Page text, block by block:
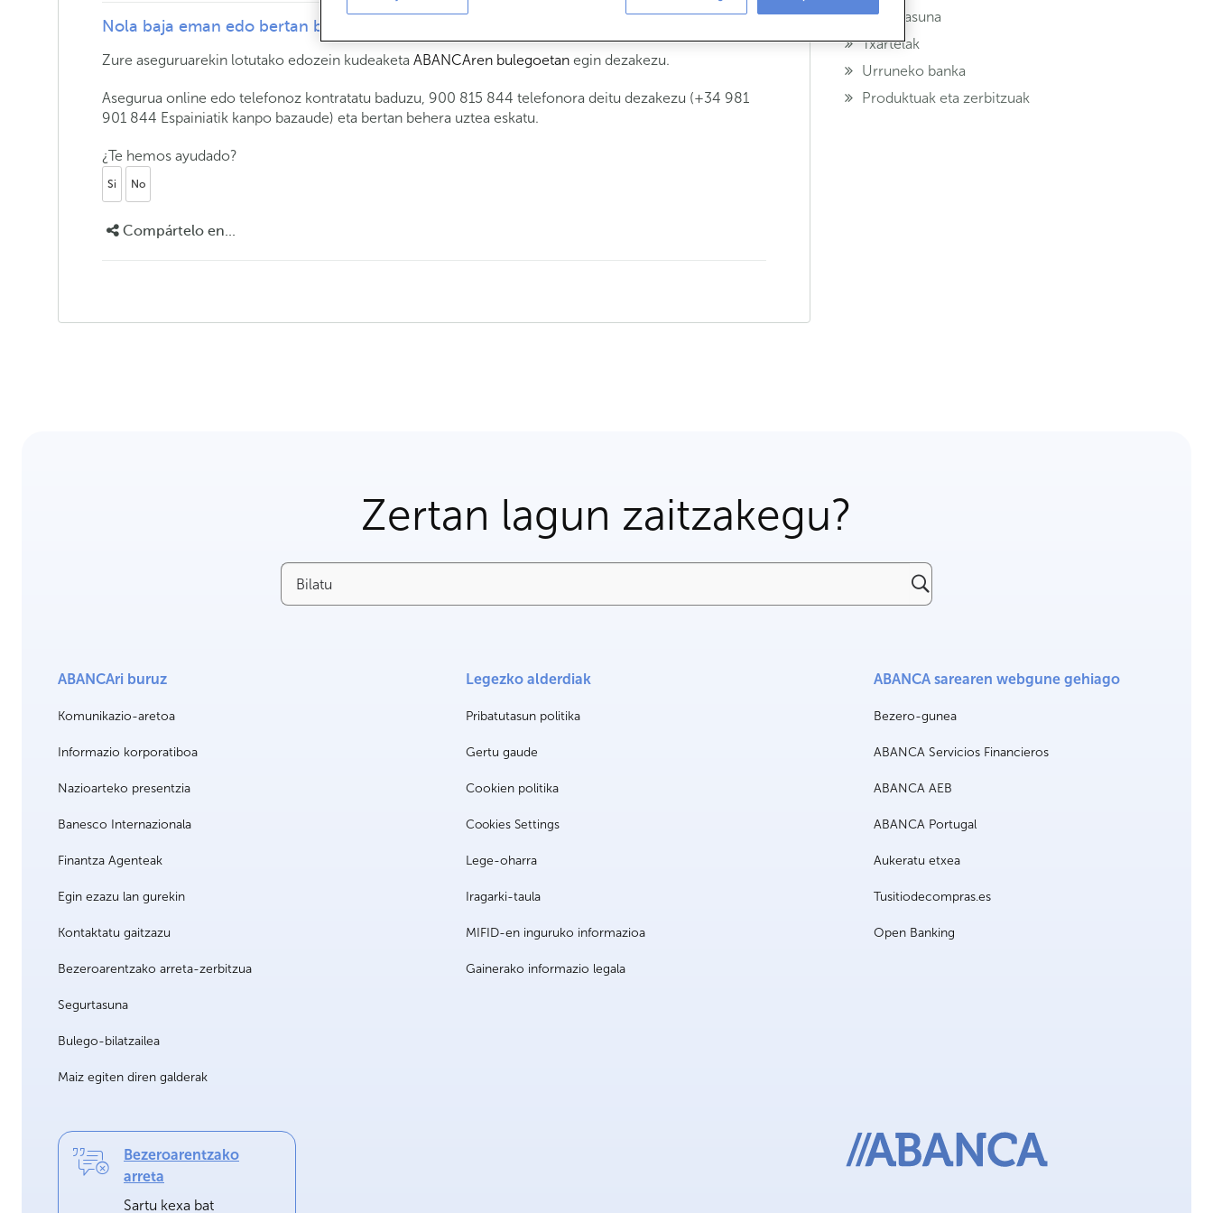
Nola baja eman edo bertan behera utzi dezaket aseguru bat?
Zure aseguruarekin lotutako edozein kudeaketa ABANCAren bulegoetan egin dezakezu.
Asegurua online edo telefonoz kontratatu baduzu, 900 815 844 telefonora deitu dezakezu (+34 981
901 844 Espainiatik kanpo bazaude) eta bertan behera uztea eskatu.
¿Te hemos ayudado?
Si No
Compártelo en...
Segurtasuna
Txartelak
Urruneko banka
Produktuak eta zerbitzuak
Zertan lagun zaitzakegu?
Bilatu
ABANCAri buruz
Komunikazio-aretoa
Informazio korporatiboa
Nazioarteko presentzia
Banesco Internazionala
Finantza Agenteak
Egin ezazu lan gurekin
Kontaktatu gaitzazu
Bezeroarentzako arreta-zerbitzua
Segurtasuna
Bulego-bilatzailea
Maiz egiten diren galderak
Legezko alderdiak
Pribatutasun politika
Gertu gaude
Cookien politika
Cookies Settings
Lege-oharra
Iragarki-taula
MIFID-en inguruko informazioa
Gainerako informazio legala
ABANCA sarearen webgune gehiago
Bezero-gunea
ABANCA Servicios Financieros
ABANCA AEB
ABANCA Portugal
Aukeratu etxea
Tusitiodecompras.es
Open Banking
Bezeroarentzako
arreta
Sartu kexa bat